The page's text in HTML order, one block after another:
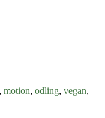
, motion, odling, vegan,